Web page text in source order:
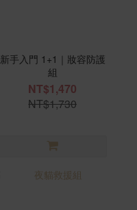
新手入門 1+1｜妝容防護
組
NT$1,470
NT$1,730